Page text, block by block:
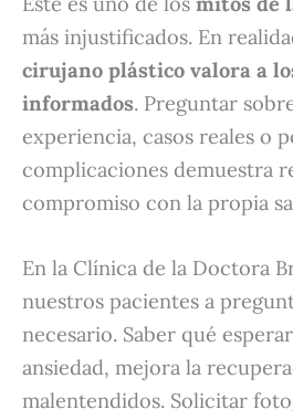
más injustificados. En
cirujano plástico valora a
informados. Preguntar
experiencia, casos reales o
complicaciones demuestra
compromiso con la propia
En la Clínica de la Doctora
nuestros pacientes a
necesario. Saber qué
ansiedad, mejora la
malentendidos. Solicitar